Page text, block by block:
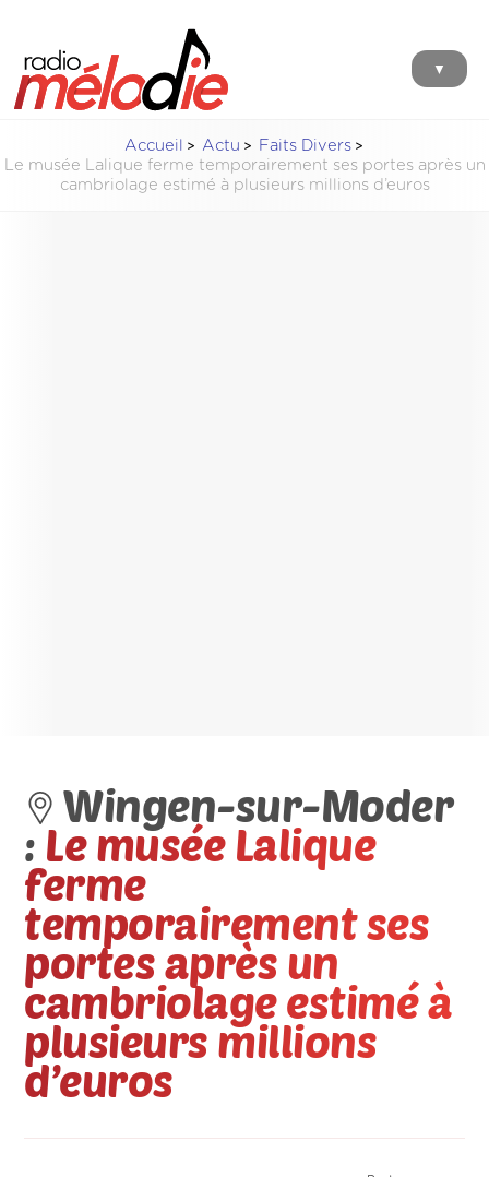
▼
Accueil Actu
Faits Divers
Le musée Lalique ferme temporairement ses portes après un
cambriolage estimé à plusieurs millions d’euros
Wingen-sur-Moder
: Le musée Lalique
ferme
temporairement ses
portes après un
cambriolage estimé à
plusieurs millions
d’euros